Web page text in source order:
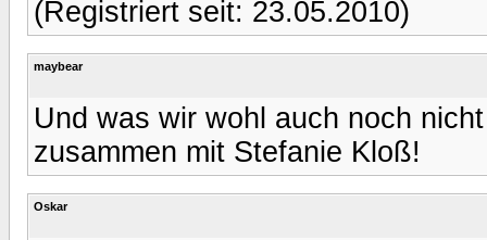
(Registriert seit: 23.05.2010)
maybear
Und was wir wohl auch noch
zusammen mit Stefanie Kloß!
Oskar